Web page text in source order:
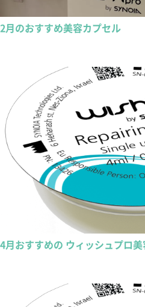
2月のおすすめ美容カプセル
4月おすすめの ウィッシュプロ